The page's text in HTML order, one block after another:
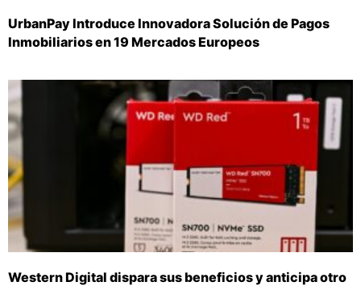
UrbanPay Introduce Innovadora Solución de Pagos
Inmobiliarios en 19 Mercados Europeos
Western Digital dispara sus beneficios y anticipa otro